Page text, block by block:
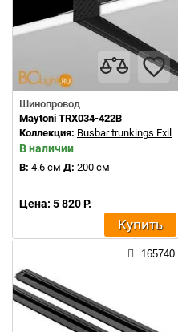
Шинопровод
Maytoni TRX034-422B
Коллекция: Busbar trunkings Exility
В наличии
В: 4.6 см Д: 200 см
Цена: 5 820 Р.
Купить
165740